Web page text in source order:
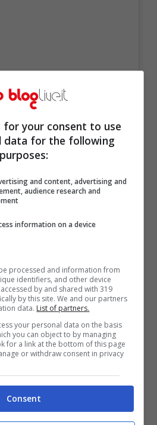
for your consent to use
data for the following
purposes:
and content, advertising and
audience research and
information on a device
processed and information from
identifiers, and other device
by and shared with 319
by this site. We and our partners
data. List of partners.
your personal data on the basis
you can object to by managing
for a link at the bottom of this page
or withdraw consent in privacy
Consent